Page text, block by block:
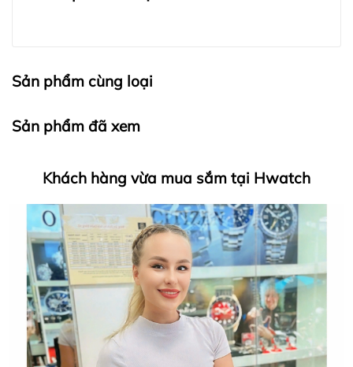
HWATCH Chuyên Nhập khẩu Và Phân Phối Các Loại
Đồng Hồ Chính Hãng
Hwatch Chuyên Nhập khẩu Và Phân Phối Các Loại
Đồng Hồ Chính Hãng
Sản phẩm cùng loại
Sản phẩm đã xem
Khách hàng vừa mua sắm tại Hwatch